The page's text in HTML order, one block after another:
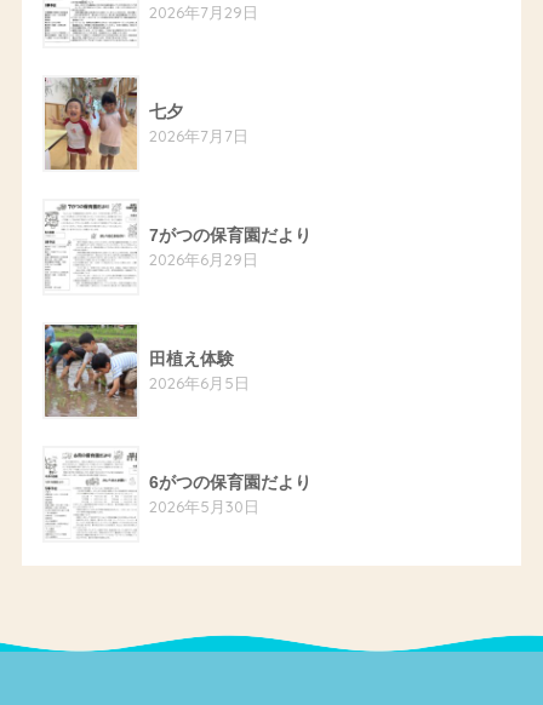
2026年7月29日
七夕
2026年7月7日
7がつの保育園だより
2026年6月29日
田植え体験
2026年6月5日
6がつの保育園だより
2026年5月30日